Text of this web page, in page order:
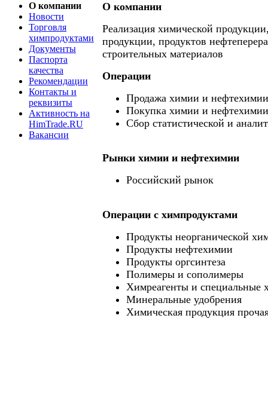
О компании
Новости
Торговля
химпродуктами
Документы
Паспорта
качества
Рекомендации
Контакты и
реквизиты
Активность на
HimTrade.RU
Вакансии
О компании
Реализация химической
продукции, продуктов
строительных материалов
Операции
Продажа химии и нефтехимии
Покупка химии и нефтехимии
Сбор статистической и
Рынки химии и нефтехимии
Российский рынок
Операции c химпродуктами
Продукты неорганической
Продукты нефтехимии
Продукты оргсинтеза
Полимеры и сополимеры
Химреагенты и специальные
Минеральные удобрения
Химическая продукция